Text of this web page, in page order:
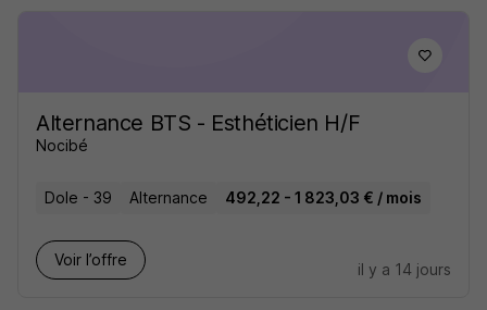
Alternance BTS - Esthéticien H/F
Nocibé
Dole - 39 Alternance 492,22 - 1 823,03 € / mois
Voir l’offre
il y a 14 jours